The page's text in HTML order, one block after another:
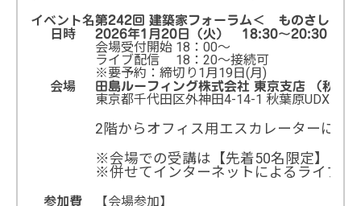
イベント名第242回 建築家フォーラム＜ ものさし と
日時 2026年1月20日（火） 18:30～20:30
会場受付開始 18：00～
ライブ配信 18：20～接続可
※要予約：締切り1月19日(月)
会場
田島ルーフィング株式会社 東京支店 （秋葉
東京都千代田区外神田4-14-1 秋葉原UDX南ウ
2階からオフィス用エスカレーターにて
※会場での受講は【先着50名限定】とな
※併せてインターネットによるライブ配
参加費
【会場参加】